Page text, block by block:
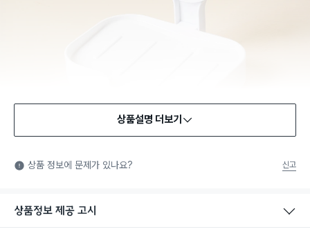
상품설명 더보기
상품 정보에 문제가 있나요? 신고
상품정보 제공 고시